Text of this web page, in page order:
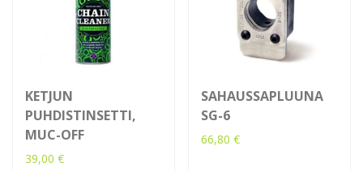
KETJUN
PUHDISTINSETTI,
MUC-OFF
39,00 €
SAHAUSSAPLUUNA
SG-6
66,80€